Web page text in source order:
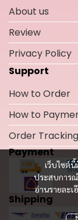
เว็บไซต์
ประสบการณ์
อ่านรายละเ
About us
Review
Privacy Policy
Support
How to Order
How to
Order Tracking
Payment
Shipping